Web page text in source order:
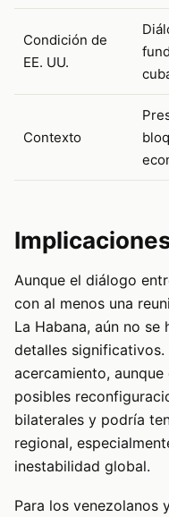
Condición de
EE. UU.
Contexto
Aunque el diálogo
con al menos una
La Habana, aún no se
detalles
acercamiento,
posibles
bilaterales y podría
regional,
inestabilidad global.
Para los venezolanos